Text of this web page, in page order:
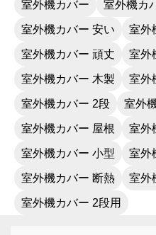
室外機カバー 室外機カ
室外機カバー 安い 室外
室外機カバー 頑丈 室外
室外機カバー 木製 室外
室外機カバー 2段 室外
室外機カバー 屋根 室外
室外機カバー 小型 室外
室外機カバー 断熱 室外
室外機カバー 2段用